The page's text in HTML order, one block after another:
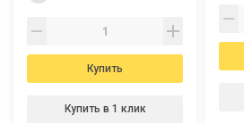
Купить
Купить в 1 клик